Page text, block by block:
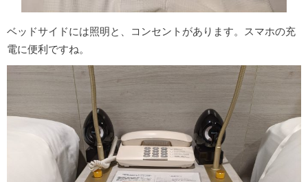
ベッドサイドには照明と、コンセントがあります。スマホの充
電に便利ですね。